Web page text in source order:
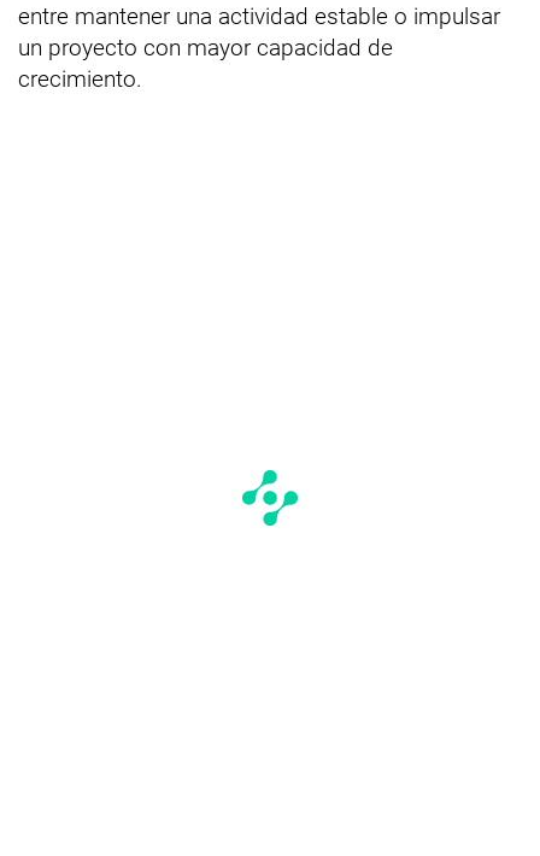
entre mantener una actividad estable o impulsar
un proyecto con mayor capacidad de
crecimiento.